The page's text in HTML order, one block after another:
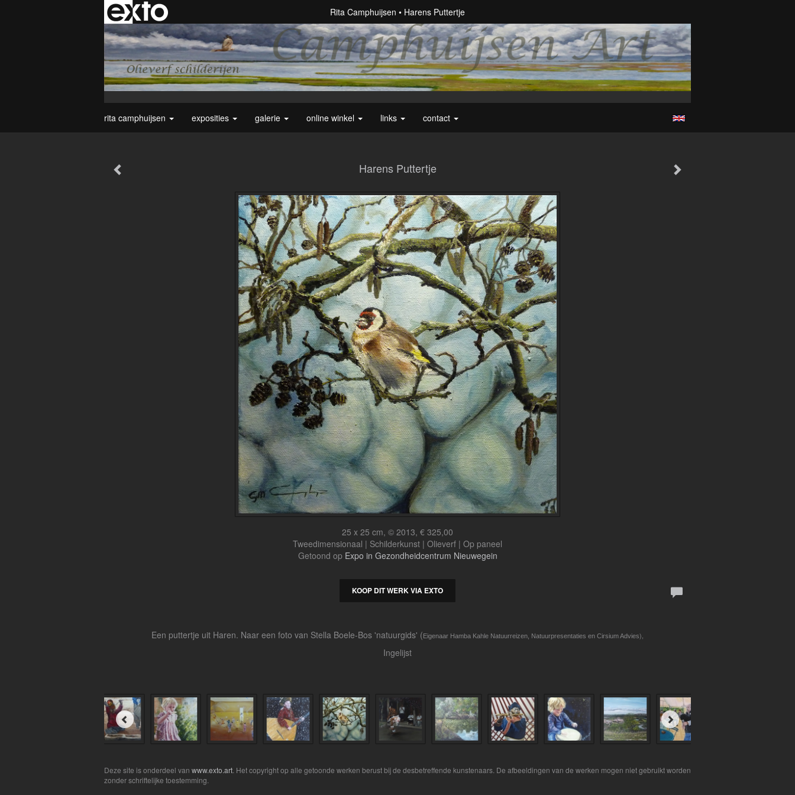
Rita Camphuijsen Harens Puttertje
rita camphuijsen exposities galerie online winkel links contact
Harens Puttertje
25 x 25 cm, © 2013, € 325,00
Tweedimensionaal | Schilderkunst | Olieverf | Op paneel
Getoond op Expo in Gezondheidcentrum Nieuwegein
KOOP DIT WERK VIA EXTO
Een puttertje uit Haren. Naar een foto van Stella Boele-Bos 'natuurgids' (Eigenaar Hamba Kahle Natuurreizen, Natuurpresentaties en Cirsium Advies),
Ingelijst
Deze site is onderdeel van www.exto.art . Het copyright op alle getoonde werken berust bij de desbetreffende kunstenaars. De afbeeldingen van de werken mogen niet gebruikt worden
zonder schriftelijke toestemming.